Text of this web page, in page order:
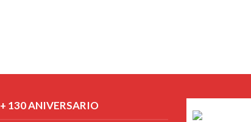
+ 130 ANIVERSARIO